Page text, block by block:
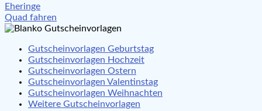
Beitragsnavigation
Eheringe
Quad fahren
Gutscheinvorlagen Geburtstag
Gutscheinvorlagen Hochzeit
Gutscheinvorlagen Ostern
Gutscheinvorlagen Valentinstag
Gutscheinvorlagen Weihnachten
Weitere Gutscheinvorlagen